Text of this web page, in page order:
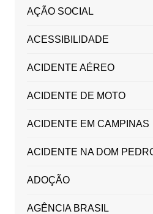
AÇÃO SOCIAL
ACESSIBILIDADE
ACIDENTE AÉREO
ACIDENTE DE MOTO
ACIDENTE EM CAMPINAS
ACIDENTE NA DOM
ADOÇÃO
AGÊNCIA BRASIL